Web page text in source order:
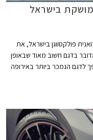
פולקסווגן בישראל, את
בדגם חשוב מאוד שבאופן
לדגם הנמכר ביותר באירופה
וכולל תא נוסעים חדשני
חצי-אוטונומית.